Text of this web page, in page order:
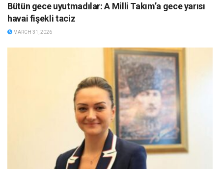
Bütün gece uyutmadılar: A Milli Takım’a gece yarısı
havai fişekli taciz
MARCH 31, 2026